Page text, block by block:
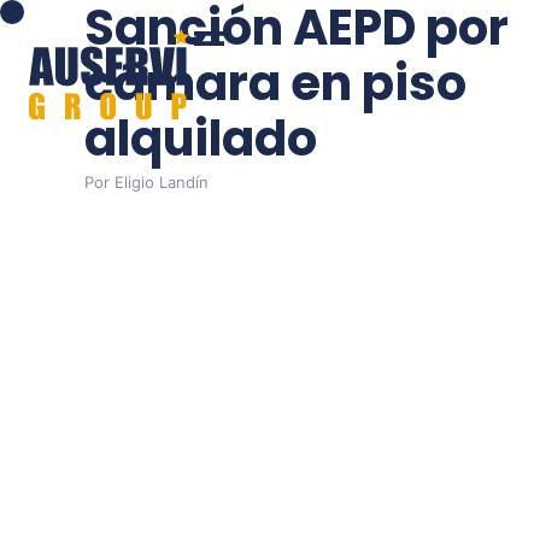
Sanción AEPD por
cámara en piso
alquilado
Por Eligio Landín